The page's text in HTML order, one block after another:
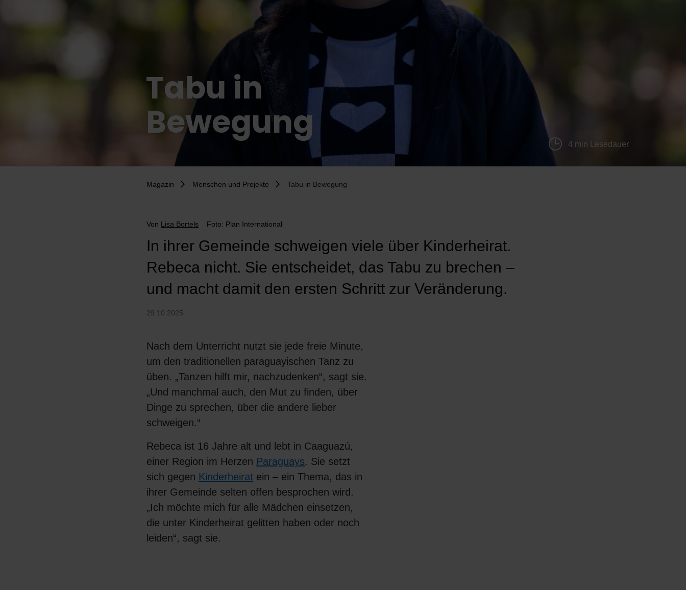
4 min Lesedauer
Tabu in
Bewegung
Magazin Menschen und Projekte Tabu in Bewegung
Von Lisa Bortels Foto: Plan International
In ihrer Gemeinde schweigen viele über Kinderheirat.
Rebeca nicht. Sie entscheidet, das Tabu zu brechen –
und macht damit den ersten Schritt zur Veränderung.
29.10.2025
Nach dem Unterricht nutzt sie jede freie Minute,
um den traditionellen paraguayischen Tanz zu
üben. „Tanzen hilft mir, nachzudenken“, sagt sie.
„Und manchmal auch, den Mut zu finden, über
Dinge zu sprechen, über die andere lieber
schweigen.“
Rebeca ist 16 Jahre alt und lebt in Caaguazú,
einer Region im Herzen Paraguays. Sie setzt
sich gegen Kinderheirat ein – ein Thema, das in
ihrer Gemeinde selten offen besprochen wird.
„Ich möchte mich für alle Mädchen einsetzen,
die unter Kinderheirat gelitten haben oder noch
leiden“, sagt sie.